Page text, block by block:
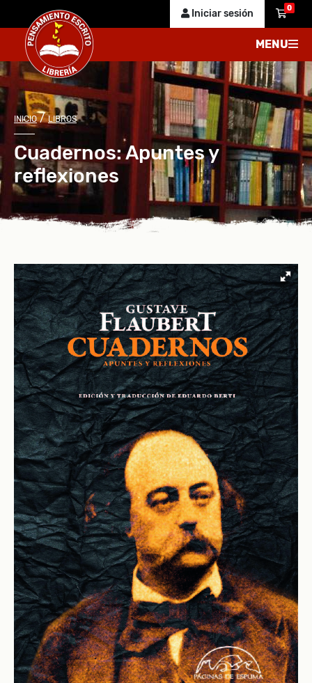
Iniciar sesión 0
MENU
INICIO/LIBROS
Cuadernos: Apuntes y
reflexiones